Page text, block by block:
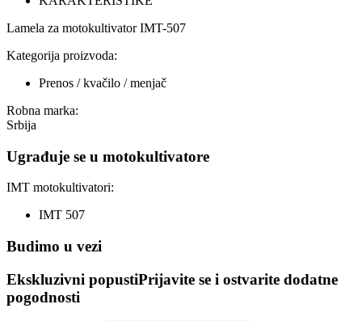
Lamela za motokultivator IMT-507
Kategorija proizvoda:
Prenos / kvačilo / menjač
Robna marka:
Srbija
Ugrađuje se u motokultivatore
IMT motokultivatori:
IMT 507
Budimo u vezi
Ekskluzivni popustiPrijavite se i ostvarite dodatne
pogodnosti